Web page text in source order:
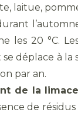
laitue,
les 20 °C.
déplace à
par an.
de la
de